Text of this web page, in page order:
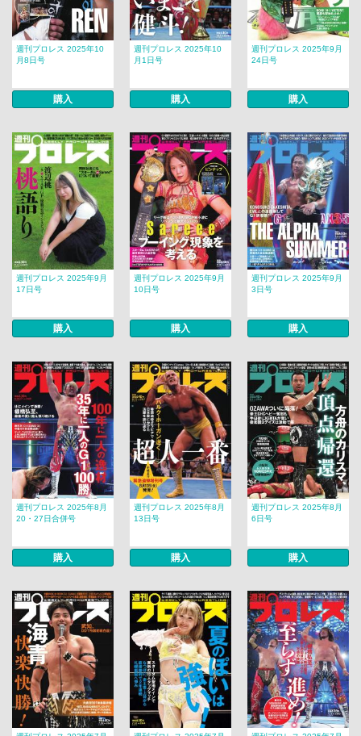
週刊プロレス 2025年10
月8日号
購入
週刊プロレス 2025年10
月1日号
購入
週刊プロレス 2025年9月
24日号
購入
週刊プロレス 2025年9月
17日号
購入
週刊プロレス 2025年9月
10日号
購入
週刊プロレス 2025年9月
3日号
購入
週刊プロレス 2025年8月
20・27日合併号
購入
週刊プロレス 2025年8月
13日号
購入
週刊プロレス 2025年8月
6日号
購入